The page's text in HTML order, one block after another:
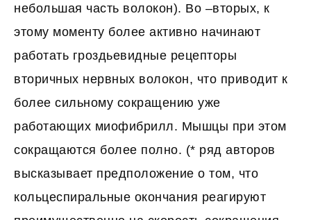
небольшая часть волокон). Во –вторых, к
этому моменту более активно начинают
работать гроздьевидные рецепторы
вторичных нервных волокон, что приводит к
более сильному сокращению уже
работающих миофибрилл. Мышцы при этом
сокращаются более полно. (* ряд авторов
высказывает предположение о том, что
кольцеспиральные окончания реагируют